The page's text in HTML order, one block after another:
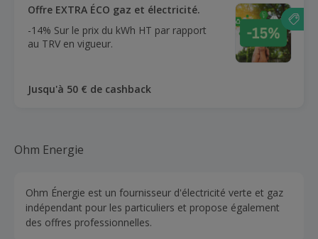
Offre EXTRA ÉCO gaz et électricité.
-14% Sur le prix du kWh HT par rapport
au TRV en vigueur.
Jusqu'à 50 € de cashback
Ohm Energie
Ohm Énergie est un fournisseur d'électricité verte et gaz
indépendant pour les particuliers et propose également
des offres professionnelles.